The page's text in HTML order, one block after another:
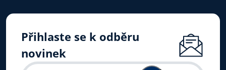
Přihlaste se k odběru
novinek